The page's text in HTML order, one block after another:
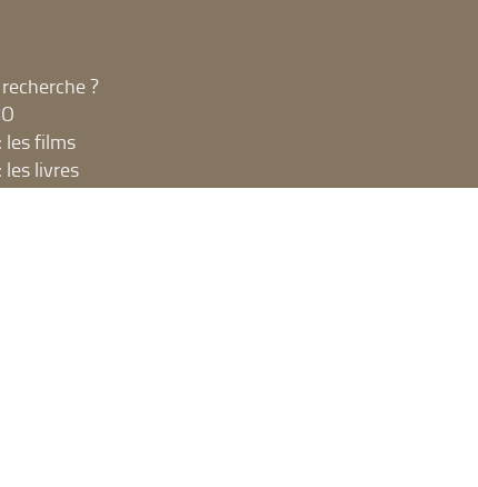
?
les films
les livres
du club lecture